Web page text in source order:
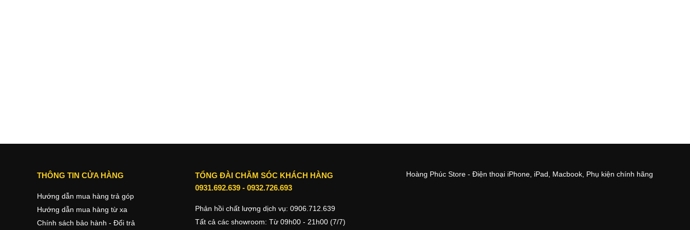
THÔNG TIN CỬA HÀNG
Hướng dẫn mua hàng trả góp
Hướng dẫn mua hàng từ xa
Chính sách bảo hành - Đổi trả
TỔNG ĐÀI CHĂM SÓC KHÁCH HÀNG
0931.692.639- 0932.726.693
Phản hồi chất lượng dịch vụ: 0906.712.639
Tất cả các showroom: Từ 09h00 - 21h00 (7/7)
Hoàng Phúc Store - Điện thoại iPhone, iPad, Macbook, Phụ kiện chính hãng